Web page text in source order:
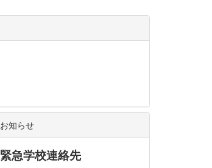
お知らせ
緊急学校連絡先